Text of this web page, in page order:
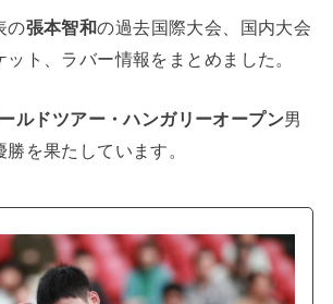
の張本智和の過去国際大会、国内大会
ト、ラバー情報をまとめました。
ルドツアー・ハンガリーオープン男
を果たしています。